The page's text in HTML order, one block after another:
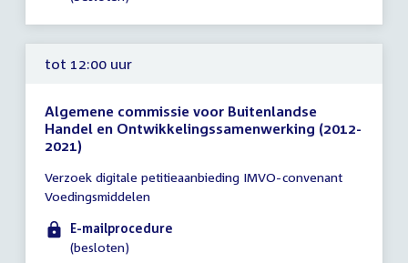
tot 12:00 uur
Algemene commissie voor Buitenlandse
Handel en Ontwikkelingssamenwerking (2012-
2021)
vergadering
tot
12:00
uur
Verzoek digitale petitieaanbieding IMVO-convenant
Voedingsmiddelen
E-mailprocedure
(besloten)